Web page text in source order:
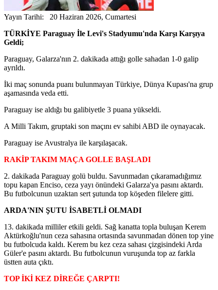
Yayın Tarihi: 20 Haziran 2026, Cumartesi
TÜRKİYE Paraguay İle Levi's Stadyumu'nda Karşı Karşıya
Geldi;
Paraguay, Galarza'nın 2. dakikada attığı golle sahadan 1-0 galip
ayrıldı.
İki maç sonunda puanı bulunmayan Türkiye, Dünya Kupası'na grup
aşamasında veda etti.
Paraguay ise aldığı bu galibiyetle 3 puana yükseldi.
A Milli Takım, gruptaki son maçını ev sahibi ABD ile oynayacak.
Paraguay ise Avustralya ile karşılaşacak.
RAKİP TAKIM MAÇA GOLLE BAŞLADI
2. dakikada Paraguay golü buldu. Savunmadan çıkaramadığımız
topu kapan Enciso, ceza yayı önündeki Galarza'ya pasını aktardı.
Bu futbolcunun uzaktan sert şutunda top köşeden filelere gitti.
ARDA'NIN ŞUTU İSABETLİ OLMADI
13. dakikada milliler etkili geldi. Sağ kanatta topla buluşan Kerem
Aktürkoğlu'nun ceza sahasına ortasında savunmadan dönen top yine
bu futbolcuda kaldı. Kerem bu kez ceza sahası çizgisindeki Arda
Güler'e pasını aktardı. Bu futbolcunun vuruşunda top az farkla
üstten auta çıktı.
TOP İKİ KEZ DİREĞE ÇARPTI!